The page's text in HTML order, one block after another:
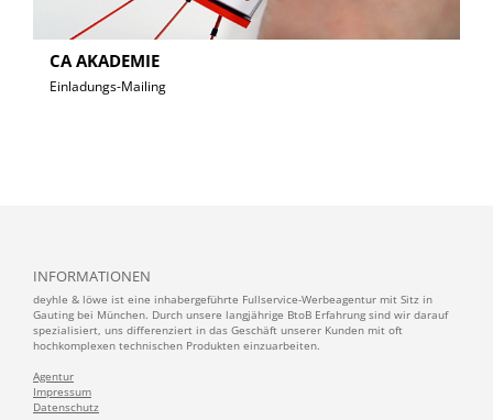
CA AKADEMIE
Einladungs-Mailing
INFORMATIONEN
deyhle & löwe ist eine inhabergeführte Fullservice-Werbeagentur mit Sitz in
Gauting bei München. Durch unsere langjährige BtoB Erfahrung sind wir darauf
spezialisiert, uns differenziert in das Geschäft unserer Kunden mit oft
hochkomplexen technischen Produkten einzuarbeiten.
Agentur
Impressum
Datenschutz